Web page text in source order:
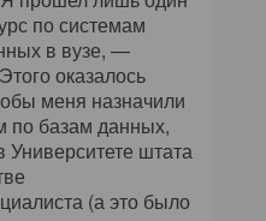
по системам
в вузе, —
оказалось
меня назначили
по базам данных,
Университете штата
(а это было